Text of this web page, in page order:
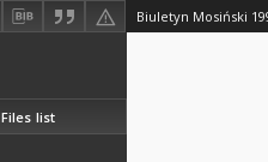
Biuletyn Mosiński
Files list